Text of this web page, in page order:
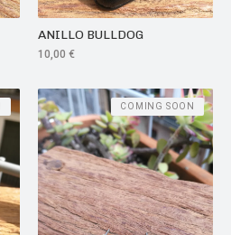
ANILLO BULLDOG
10,00 €
COMING SOON